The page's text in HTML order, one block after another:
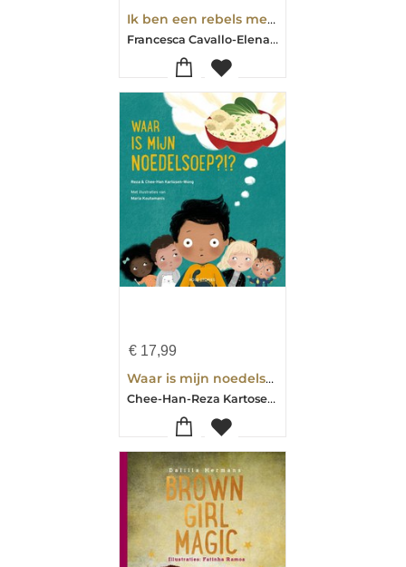
Ik ben een rebels meisje
Francesca Cavallo-Elena Favilli
€ 17,99
Waar is mijn noedelsoep?!?
Chee-Han-Reza Kartosen-Wong